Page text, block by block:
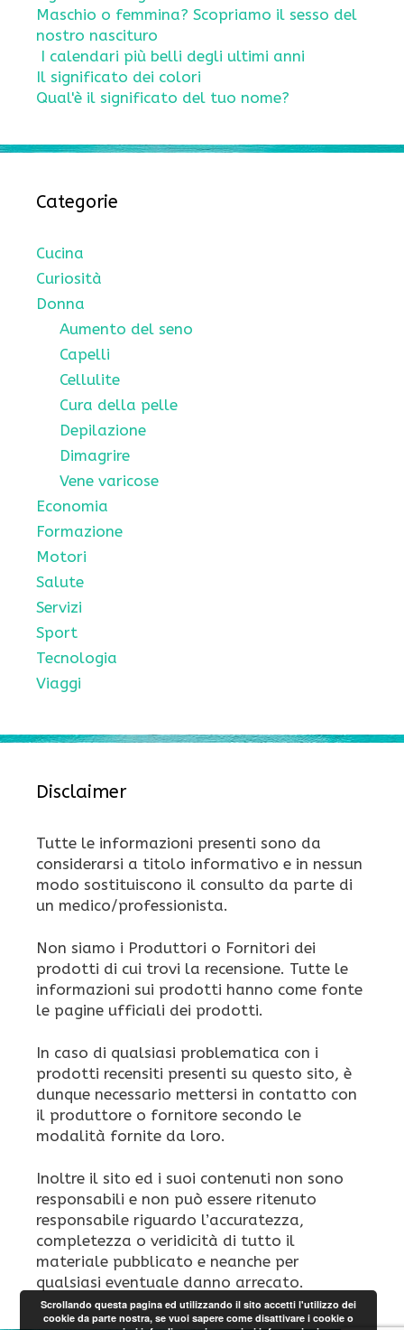
Maschio o femmina? Scopriamo il sesso del
nostro nascituro
I calendari più belli degli ultimi anni
Il significato dei colori
Qual'è il significato del tuo nome?
Categorie
Cucina
Curiosità
Donna
Aumento del seno
Capelli
Cellulite
Cura della pelle
Depilazione
Dimagrire
Vene varicose
Economia
Formazione
Motori
Salute
Servizi
Sport
Tecnologia
Viaggi
Disclaimer
Tutte le informazioni presenti sono da
considerarsi a titolo informativo e in nessun
modo sostituiscono il consulto da parte di
un medico/professionista.
Non siamo i Produttori o Fornitori dei
prodotti di cui trovi la recensione. Tutte le
informazioni sui prodotti hanno come fonte
le pagine ufficiali dei prodotti.
In caso di qualsiasi problematica con i
prodotti recensiti presenti su questo sito, è
dunque necessario mettersi in contatto con
il produttore o fornitore secondo le
modalità fornite da loro.
Inoltre il sito ed i suoi contenuti non sono
responsabili e non può essere ritenuto
responsabile riguardo l’accuratezza,
completezza o veridicità di tutto il
materiale pubblicato e neanche per
qualsiasi eventuale danno arrecato.
Scrollando questa pagina ed utilizzando il sito accetti l'utilizzo dei
cookie da parte nostra, se vuoi sapere come disattivare i cookie o